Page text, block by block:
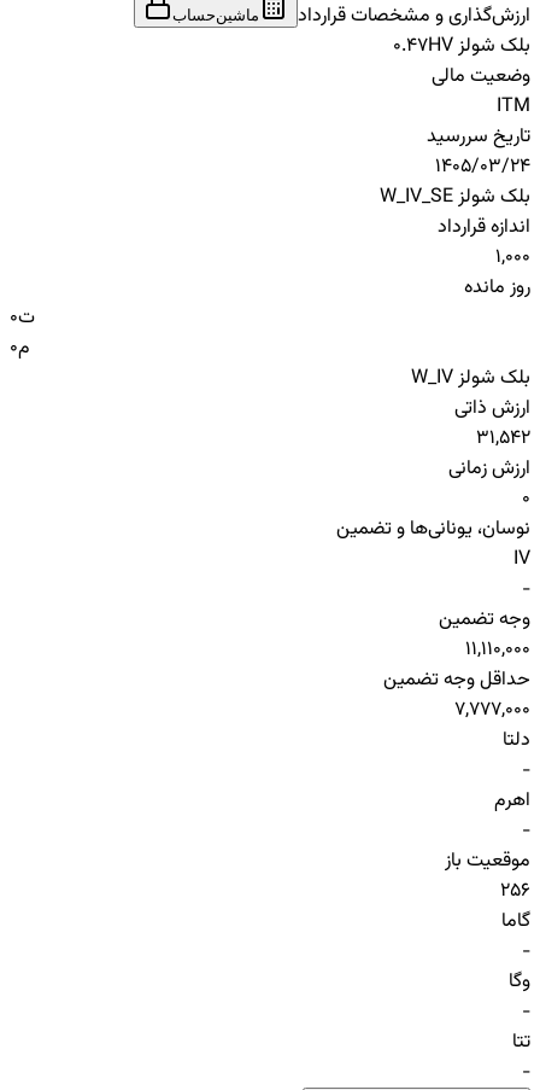
ارزش‌گذاری و مشخصات قرارداد
ماشین‌حساب
بلک شولز HV
0.47
وضعیت مالی
ITM
تاریخ سررسید
1405/03/24
بلک شولز W_IV_SE
اندازه قرارداد
1,000
روز مانده
0ت
0م
بلک شولز W_IV
ارزش ذاتی
31,542
ارزش زمانی
0
نوسان، یونانی‌ها و تضمین
IV
-
وجه تضمین
11,110,000
حداقل وجه تضمین
7,777,000
دلتا
-
اهرم
-
موقعیت باز
256
گاما
-
وگا
-
تتا
-